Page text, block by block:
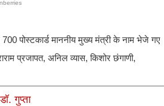
700 पोस्टकार्ड माननीय मुख्य मंत्री के नाम भेजे गए
प्रजापत, अनिल व्यास, किशोर छंगाणी,
गुप्ता